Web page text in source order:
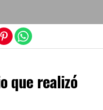
que realizó